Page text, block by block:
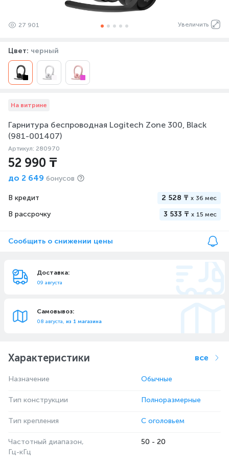
Увеличить
27 901
Цвет: черный
На витрине
Гарнитура беспроводная Logitech Zone 300, Black
(981-001407)
Артикул: 280970
52 990 ₸
до 2 649 бонусов
В кредит 2 528 ₸ x 36 мес
В рассрочку 3 533 ₸ x 15 мес
Сообщить о снижении цены
Доставка:
09 августа
Самовывоз:
08 августа, из 1 магазина
Характеристики все
Назначение Обычные
Тип конструкции Полноразмерные
Тип крепления С оголовьем
Частотный диапазон,
Гц-кГц
50 - 20